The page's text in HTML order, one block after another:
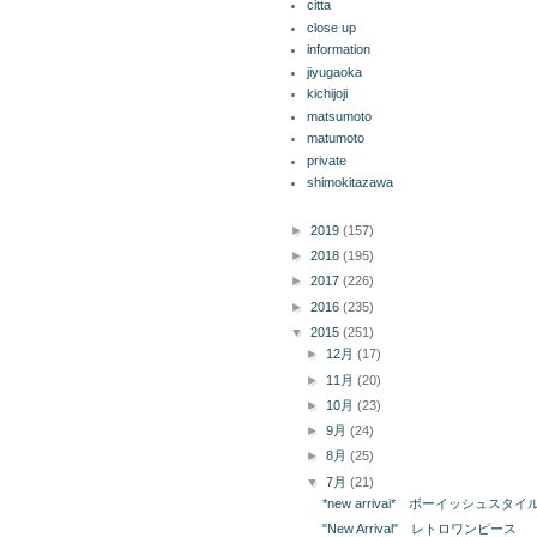
citta
close up
information
jiyugaoka
kichijoji
matsumoto
matumoto
private
shimokitazawa
► 2019 (157)
► 2018 (195)
► 2017 (226)
► 2016 (235)
▼ 2015 (251)
► 12月(17)
► 11月(20)
► 10月(23)
►9月(24)
►8月(25)
▼7月(21)
*new arrivai* ボーイッシュスタイ
"New Arrival" レトロワンピース